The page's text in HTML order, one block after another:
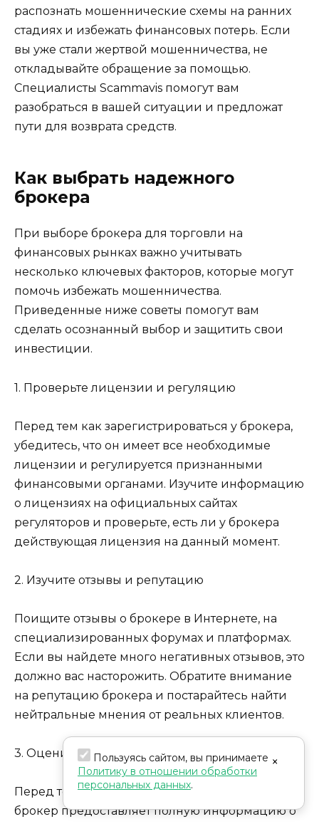
распознать мошеннические схемы на ранних
стадиях и избежать финансовых потерь. Если
вы уже стали жертвой мошенничества, не
откладывайте обращение за помощью.
Специалисты Scammavis помогут вам
разобраться в вашей ситуации и предложат
пути для возврата средств.
Как выбрать надежного
брокера
При выборе брокера для торговли на
финансовых рынках важно учитывать
несколько ключевых факторов, которые могут
помочь избежать мошенничества.
Приведенные ниже советы помогут вам
сделать осознанный выбор и защитить свои
инвестиции.
1. Проверьте лицензии и регуляцию
Перед тем как зарегистрироваться у брокера,
убедитесь, что он имеет все необходимые
лицензии и регулируется признанными
финансовыми органами. Изучите информацию
о лицензиях на официальных сайтах
регуляторов и проверьте, есть ли у брокера
действующая лицензия на данный момент.
2. Изучите отзывы и репутацию
Поищите отзывы о брокере в Интернете, на
специализированных форумах и платформах.
Если вы найдете много негативных отзывов, это
должно вас насторожить. Обратите внимание
на репутацию брокера и постарайтесь найти
нейтральные мнения от реальных клиентов.
3. Оцените прозрачность условий
Перед тем как начать торговлю, убедитесь, что
брокер предоставляет полную информацию о
×
Пользуясь сайтом, вы принимаете
Политику в отношении обработки
персональных данных.